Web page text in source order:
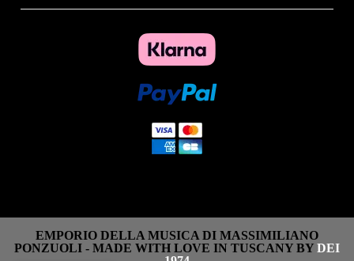
EMPORIO DELLA MUSICA DI MASSIMILIANO
PONZUOLI - MADE WITH LOVE IN TUSCANY BY DEI